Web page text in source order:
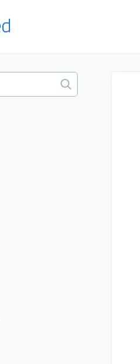
Toggle
Search